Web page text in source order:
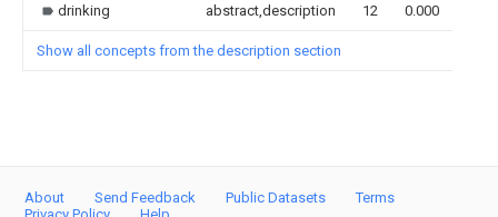
drinking abstract,description 12 0.000
Show all concepts from the description section
About Send Feedback Public Datasets
Terms